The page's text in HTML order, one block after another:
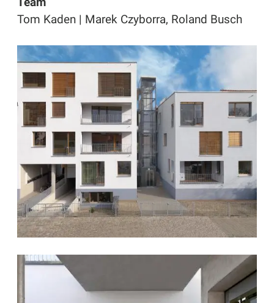
Team
Tom Kaden | Marek Czyborra, Roland Busch